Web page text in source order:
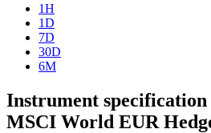
1H
1D
7D
30D
6M
Instrument
MSCI World EUR